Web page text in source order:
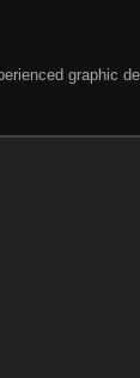
graphic